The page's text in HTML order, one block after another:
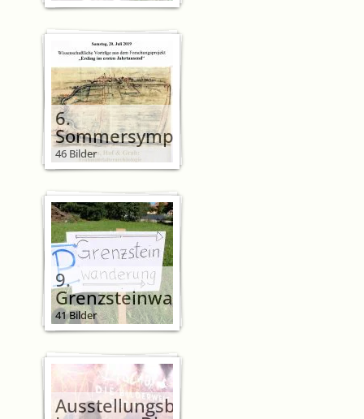
6.
Sommersymposium
46 Bilder
9.
Grenzsteinwanderung
41 Bilder
Ausstellungsbesuch